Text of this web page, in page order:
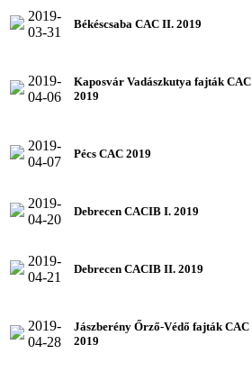
2019-
03-31
Békéscsaba CAC II. 2019
2019-
04-06
Kaposvár Vadászkutya fajták CAC
2019
2019-
04-07
Pécs CAC 2019
2019-
04-20
Debrecen CACIB I. 2019
2019-
04-21
Debrecen CACIB II. 2019
2019-
04-28
Jászberény Őrző-Védő fajták CAC
2019